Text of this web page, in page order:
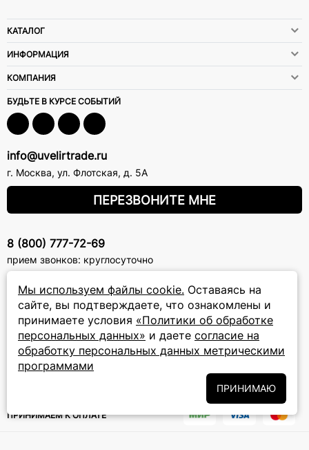
Мы используем файлы cookie. Оставаясь на
сайте, вы подтверждаете, что ознакомлены и
принимаете условия «Политики об обработке
персональных данных» и даете согласие на
обработку персональных данных метрическими
программами
ПРИНИМАЮ
КАТАЛОГ
ИНФОРМАЦИЯ
КОМПАНИЯ
БУДЬТЕ В КУРСЕ СОБЫТИЙ
info@uvelirtrade.ru
г. Москва, ул. Флотская, д. 5А
ПЕРЕЗВОНИТЕ МНЕ
8 (800) 777-72-69
прием звонков: круглосуточно
ПОДПИСКА НА РАССЫЛКУ
Подписаться на новости
Подписываясь на рассылку, вы соглашаетесь с условиямиПолитики
обработки персональных данных
ПРИНИМАЕМ К ОПЛАТЕ